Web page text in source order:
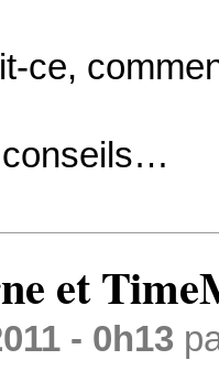
ce,
conseils…
et
- 0h13